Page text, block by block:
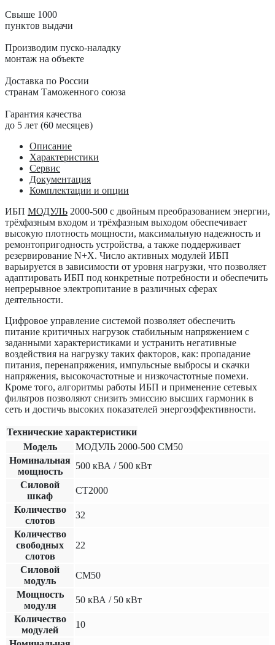
Свыше 1000
пунктов выдачи
Производим пуско-наладку
монтаж на объекте
Доставка по России
странам Таможенного союза
Гарантия качества
до 5 лет (60 месяцев)
Описание
Характеристики
Сервис
Документация
Комплектации и опции
ИБП МОДУЛЬ 2000-500 с двойным преобразованием энергии,
трёхфазным входом и трёхфазным выходом обеспечивает
высокую плотность мощности, максимальную надежность и
ремонтопригодность устройства, а также поддерживает
резервирование N+X. Число активных модулей ИБП
варьируется в зависимости от уровня нагрузки, что позволяет
адаптировать ИБП под конкретные потребности и обеспечить
непрерывное электропитание в различных сферах
деятельности.
Цифровое управление системой позволяет обеспечить
питание критичных нагрузок стабильным напряжением с
заданными характеристиками и устранить негативные
воздействия на нагрузку таких факторов, как: пропадание
питания, перенапряжения, импульсные выбросы и скачки
напряжения, высокочастотные и низкочастотные помехи.
Кроме того, алгоритмы работы ИБП и применение сетевых
фильтров позволяют снизить эмиссию высших гармоник в
сеть и достичь высоких показателей энергоэффективности.
Технические характеристики
Модель
МОДУЛЬ 2000-500 СМ50
Номинальная
мощность
500 кВА / 500 кВт
Силовой
шкаф
СТ2000
Количество
слотов
32
Количество
свободных
слотов
22
Силовой
модуль
СМ50
Мощность
модуля
50 кВА / 50 кВт
Количество
модулей
10